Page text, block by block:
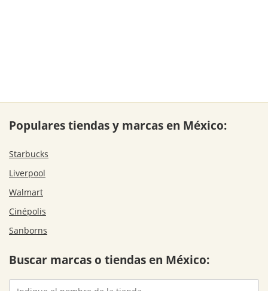
Populares tiendas y marcas en México:
Starbucks
Liverpool
Walmart
Cinépolis
Sanborns
Buscar marcas o tiendas en México: